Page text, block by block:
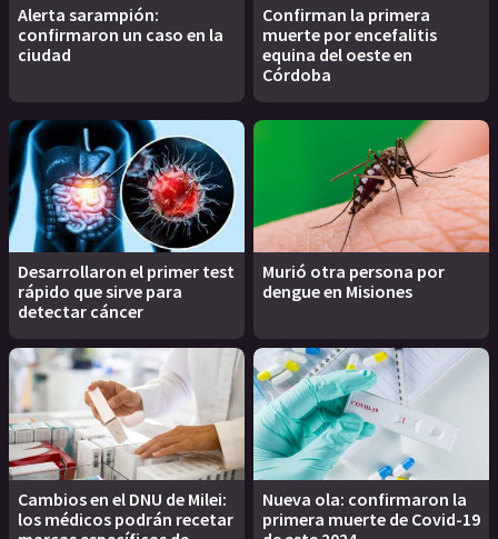
Alerta sarampión:
confirmaron un caso en la
ciudad
Confirman la primera
muerte por encefalitis
equina del oeste en
Córdoba
Desarrollaron el primer test
rápido que sirve para
detectar cáncer
Murió otra persona por
dengue en Misiones
Cambios en el DNU de Milei:
los médicos podrán recetar
Nueva ola: confirmaron la
primera muerte de Covid-19